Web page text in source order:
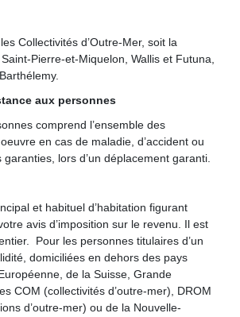
Collectivités d’Outre-Mer, soit la
Pierre-et-Miquelon, Wallis et Futuna,
aux personnes
comprend l’ensemble des
en cas de maladie, d’accident ou
lors d’un déplacement garanti.
et habituel d’habitation figurant
avis d’imposition sur le revenu. Il est
Pour les personnes titulaires d’un
domiciliées en dehors des pays
de la Suisse, Grande
COM (collectivités d’outre-mer), DROM
d’outre-mer) ou de la Nouvelle-